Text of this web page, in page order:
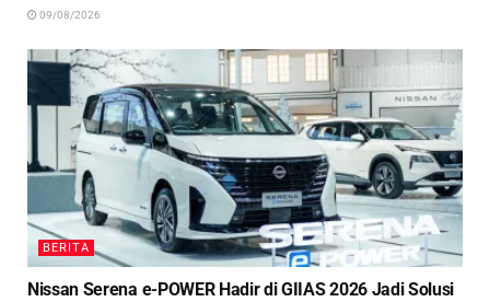
09/08/2026
BERITA
Nissan Serena e-POWER Hadir di GIIAS 2026 Jadi Solusi